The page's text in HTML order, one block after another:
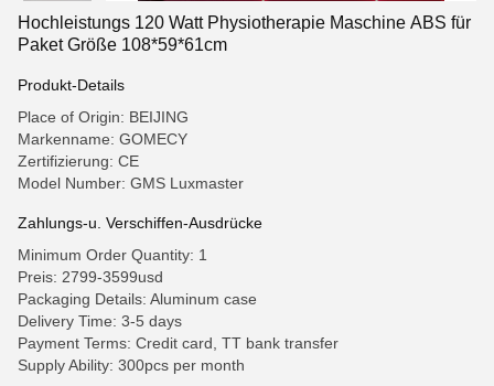
Hochleistungs 120 Watt Physiotherapie Maschine ABS für
Paket Größe 108*59*61cm
Produkt-Details
Place of Origin: BEIJING
Markenname: GOMECY
Zertifizierung: CE
Model Number: GMS Luxmaster
Zahlungs-u. Verschiffen-Ausdrücke
Minimum Order Quantity: 1
Preis: 2799-3599usd
Packaging Details: Aluminum case
Delivery Time: 3-5 days
Payment Terms: Credit card, TT bank transfer
Supply Ability: 300pcs per month